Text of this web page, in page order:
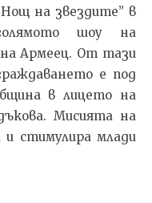
на звездите” в
шоу на
Армеец. От тази
е под
в лицето на
Мисията на
и стимулира млади